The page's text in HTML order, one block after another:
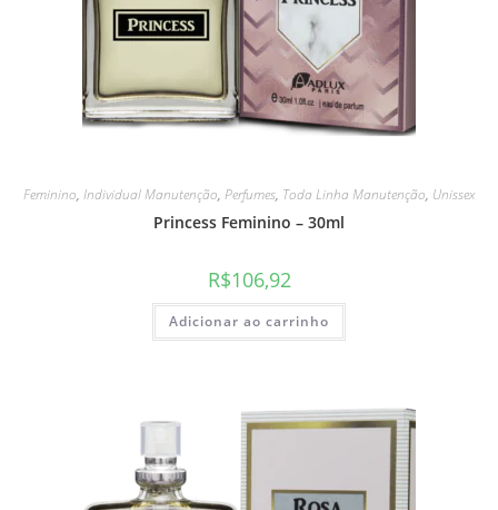
Feminino, Individual Manutenção, Perfumes, Toda Linha Manutenção, Unissex
Princess Feminino – 30ml
R$106,92
Adicionar ao carrinho